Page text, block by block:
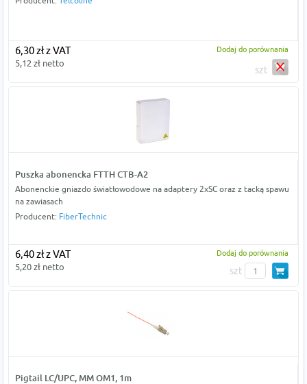
6,30 zł z VAT
5,12 zł netto
Dodaj do porównania
szt
Puszka abonencka FTTH CTB-A2
Abonenckie gniazdo światłowodowe na adaptery 2xSC oraz z tacką spawu
na zawiasach
Producent: FiberTechnic
6,40 zł z VAT
5,20 zł netto
Dodaj do porównania
szt
Pigtail LC/UPC, MM OM1, 1m